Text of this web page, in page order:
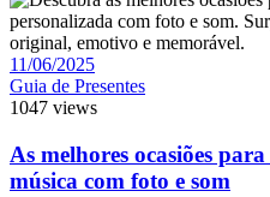
11/06/2025
Guia de Presentes
1047 views
As melhores ocasiões
música com foto e som